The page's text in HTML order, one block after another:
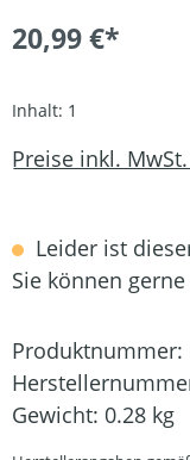
20,99 €*
Inhalt: 1
Preise inkl.
Leider ist
Sie können
Produktnummer:
Gewicht: 0.28 kg